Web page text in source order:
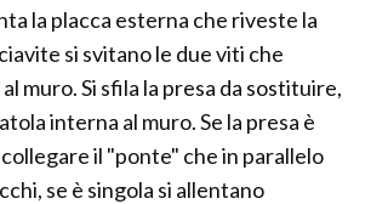
la placca esterna che riveste la
si svitano le due viti che
muro. Si sfila la presa da sostituire,
interna al muro. Se la presa è
il "ponte" che in parallelo
se è singola si allentano